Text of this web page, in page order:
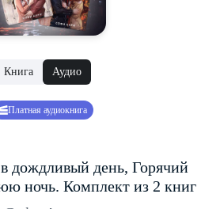
Книга Аудио
Платная аудиокнига
дождливый день, Горячий
ночь. Комплект из 2 книг